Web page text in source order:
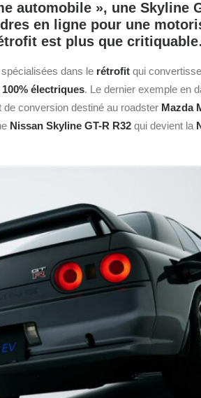
automobile », une Skyline
en ligne pour une
est plus que
dans le rétrofit qui
électriques. Le dernier exemple en
conversion destiné au roadster Mazda
Nissan Skyline GT-R R32 qui devient la